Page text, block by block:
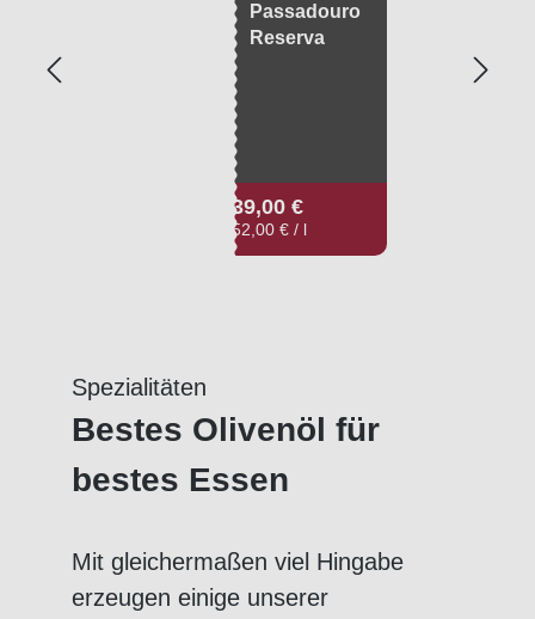
Passadouro
Reserva
52,00 € / l
Regulärer Preis:
39,00 €
Spezialitäten
Bestes Olivenöl für
bestes Essen
Mit gleichermaßen viel Hingabe
erzeugen einige unserer